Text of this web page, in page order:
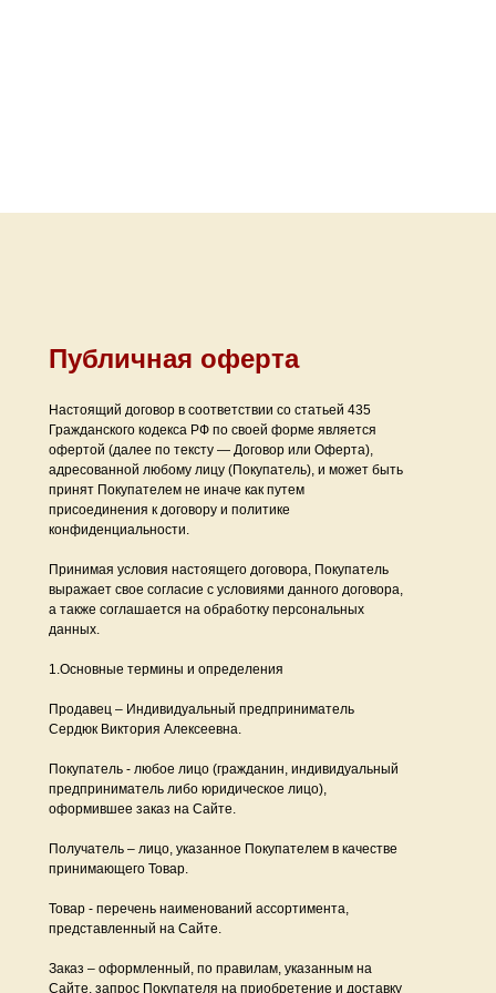
Публичная оферта
Настоящий договор в соответствии со статьей 435
Гражданского кодекса РФ по своей форме является
офертой (далее по тексту — Договор или Оферта),
адресованной любому лицу (Покупатель), и может быть
принят Покупателем не иначе как путем
присоединения к договору и политике
конфиденциальности.
Принимая условия настоящего договора, Покупатель
выражает свое согласие с условиями данного договора,
а также соглашается на обработку персональных
данных.
1.Основные термины и определения
Продавец – Индивидуальный предприниматель
Сердюк Виктория Алексеевна.
Покупатель - любое лицо (гражданин, индивидуальный
предприниматель либо юридическое лицо),
оформившее заказ на Сайте.
Получатель – лицо, указанное Покупателем в качестве
принимающего Товар.
Товар - перечень наименований ассортимента,
представленный на Сайте.
Заказ – оформленный, по правилам, указанным на
Сайте, запрос Покупателя на приобретение и доставку